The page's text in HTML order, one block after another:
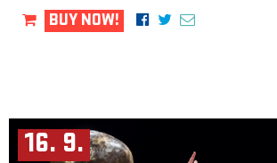
BUY NOW!
16. 9.